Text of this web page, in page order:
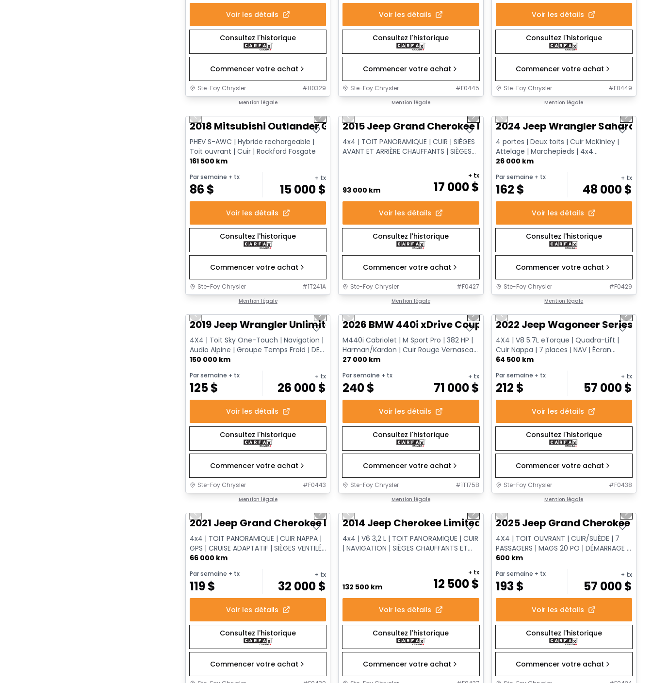
Voir les détails
Consultez l'historique
Commencer votre achat
Ste-Foy Chrysler #H0329
Mention légale
Voir les détails
Consultez l'historique
Commencer votre achat
Ste-Foy Chrysler #F0445
Mention légale
Voir les détails
Consultez l'historique
Commencer votre achat
Ste-Foy Chrysler #F0449
Mention légale
Très bonne offre
Previous slide Next slide
2018 Mitsubishi Outlander GT
PHEV S-AWC | Hybride rechargeable |
Toit ouvrant | Cuir | Rockford Fosgate
161 500 km
Par semaine + tx
86 $
+ tx
15 000$
Voir les détails
Consultez l'historique
Commencer votre achat
Ste-Foy Chrysler #1T241A
Mention légale
Très bonne offre
Previous slide Next slide
2015 Jeep Grand Cherokee Limited
4x4 | TOIT PANORAMIQUE | CUIR | SIÈGES
AVANT ET ARRIÈRE CHAUFFANTS | SIÈGES
93 000 km 17 000$
+ tx
Voir les détails
Consultez l'historique
Commencer votre achat
Ste-Foy Chrysler #F0427
Mention légale
Très bonne offre
Previous slide Next
2024 Jeep Wrangler Sahara
4 portes | Deux toits | Cuir McKinley |
Attelage | Marchepieds | 4x4
Command-Trac
26 000 km
Par semaine + tx
162 $
+ tx
48 000$
Voir les détails
Consultez l'historique
Commencer votre achat
Ste-Foy Chrysler #F0429
Mention légale
Très bonne offre
Previous slide Next slide
2019 Jeep Wrangler Unlimited Sahara
4X4 | Toit Sky One-Touch | Navigation |
Audio Alpine | Groupe Temps Froid | DEL
| Surveillance des a...
150 000 km
Par semaine + tx
125$
+ tx
26 000$
Voir les détails
Consultez l'historique
Commencer votre achat
Ste-Foy Chrysler #F0443
Mention légale
Très bonne offre
Previous slide Next slide
2026 BMW 440i xDrive Coupe
M440i Cabriolet | M Sport Pro | 382 HP |
Harman/Kardon | Cuir Rouge Vernasca |
AWD | Démarreur à dis...
27 000 km
Par semaine + tx
240$
+ tx
71 000$
Voir les détails
Consultez l'historique
Commencer votre achat
Ste-Foy Chrysler #1T175B
Mention légale
Très bonne offre
Previous slide Next
2022 Jeep Wagoneer Series III
4X4 | V8 5.7L eTorque | Quadra-Lift |
Cuir Nappa | 7 places | NAV | Écran
passager
64 500 km
Par semaine + tx
212 $
+ tx
57 000$
Voir les détails
Consultez l'historique
Commencer votre achat
Ste-Foy Chrysler #F0438
Mention légale
Très bonne offre
Previous slide Next slide
2021 Jeep Grand Cherokee Limited
4x4 | TOIT PANORAMIQUE | CUIR NAPPA |
GPS | CRUISE ADAPTATIF | SIÈGES VENTILÉS
| HAYON ÉLECTRIQUE
66 000 km
Par semaine + tx
119$
+ tx
32 000$
Voir les détails
Consultez l'historique
Commencer votre achat
Très bonne offre
Previous slide Next slide
2014 Jeep Cherokee Limited
4x4 | V6 3,2 L | TOIT PANORAMIQUE | CUIR
| NAVIGATION | SIÈGES CHAUFFANTS ET
132 500 km 12 500$
+ tx
Voir les détails
Consultez l'historique
Commencer votre achat
Très bonne offre
Previous slide Next
2025 Jeep Grand Cherokee L
4X4 | TOIT OUVRANT | CUIR/SUÈDE | 7
PASSAGERS | MAGS 20 PO | DÉMARRAGE À
DISTANCE
600 km
Par semaine + tx
193$
+ tx
57 000$
Voir les détails
Consultez l'historique
Commencer votre achat